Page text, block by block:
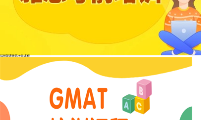
福州新通雅思考前课程